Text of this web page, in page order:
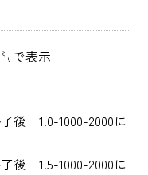
で表示
後 1.0-1000-2000に
後 1.5-1000-2000に